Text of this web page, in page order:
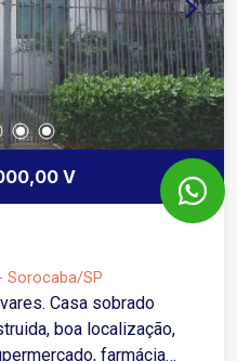
V
Sorocaba/SP
sobrado
boa localização,
farmácias,